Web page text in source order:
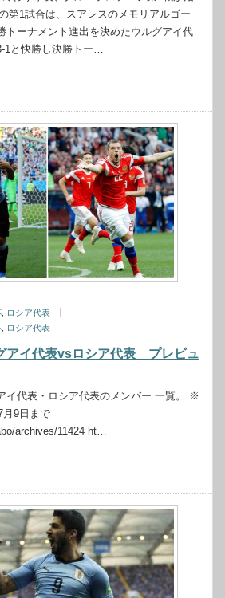
第1試合は、スアレスのメモリアルゴー
トーナメント進出を決めたウルグアイ代
1と快勝し決勝トー…
ロシア代表
ロシア代表
アイ代表vsロシア代表 プレビュ
イ代表・ロシア代表のメンバー 一覧。 ※
月9日まで
archives/11424 ht…